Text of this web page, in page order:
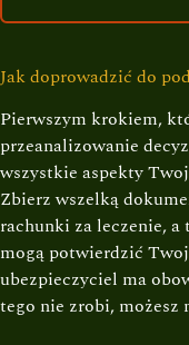
Jak doprowadzić do
Pierwszym krokiem,
przeanalizowanie
wszystkie aspekty
Zbierz wszelką
rachunki za leczenie,
mogą potwierdzić
ubezpieczyciel ma
tego nie zrobi, możesz